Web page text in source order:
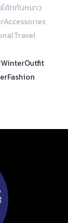
ค้ทกันหนาว